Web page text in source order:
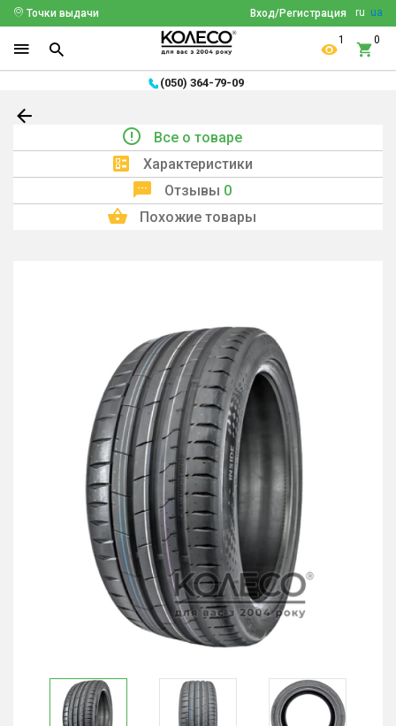
ru ua
Вход/Регистрация
Точки выдачи
1 0
(050) 364-79-09
Все о товаре
Характеристики
Отзывы 0
Похожие товары